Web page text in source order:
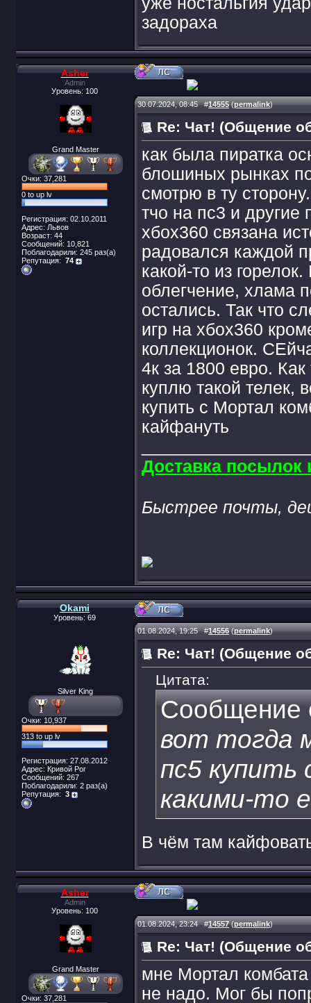
задораха
Asher
Admin
Уровень: 100
Grand Master
Очки: 37,281
0 to up lv
Регистрация: 02.10.2011
Адрес: Львов
Возраст: 44
Сообщений: 10,821
Поблагодарили: 245 раз(а)
Репутация: 74
30.07.2024, 08:45#14555(permalink)
Re: Чат! (Общение
как была пиратка
блошиных рынках
смотрю в ту
тчо на пс3 и
хбох360 связана
радовался каждой
какой-то из
облегчение, хлама
остались. Так что
игр на хбох360
коллекционок.
4к за 1800 евро.
куплю такой телек,
купить с Мортал
кайфануть
Доставка посылок
Быстрее почты,
Okami
Уровень: 69
Silver King
Очки: 10,937
313 to up lv
Регистрация: 27.08.2012
Адрес: Кривой Рог
Сообщений: 267
Поблагодарили: 2 раз(а)
Репутация: 3
01.08.2024, 19:25#14556(permalink)
Re: Чат! (Общение
Цитата:
Сообщение
вот тогда
пс5
какими-то
В чём там
Asher
Admin
Уровень: 100
Grand Master
Очки: 37,281
01.08.2024, 23:24#14557(permalink)
Re: Чат! (Общение
мне Мортал комбата
не надо. Мог бы